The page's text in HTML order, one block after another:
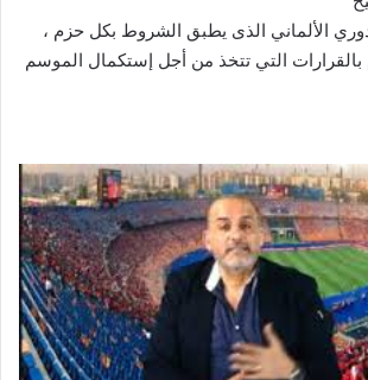
الألماني الذى يطبق الشروط بكل حزم ،
بالقرارات التي تتخذ من أجل إستكمال الموسم